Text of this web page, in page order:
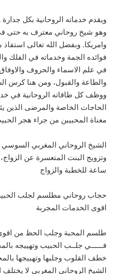
ويقدم خدماته الروحانية بكل
وهو شيخ روحاني معترف به حتى في
وامريكا. وبفضل الله تعالى
فوائده الجمة وخدماته في الفلك
في علم الاسماء والحروف
والطاعة والقبول، ومن هنا كرس
ووظف كل طاقاته الروحانية في
الحاجات الخاصة والمرضى الذين
معناة المحبيبن من جراء هجر
الشيخ الروحاني المغربي
ساعة للخطبة والزواج
حجاب روحاني مطلسم لجلب
اقوى الخدمات المجربة
طلسم المحبة وجلب الحظ من
فــــــي جلــب الحبيب وتهييجه
خطف القلوب وجلبها وتهييجها
الشيخ الروحاني المغربي لا يختلف